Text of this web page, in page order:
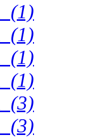
(1)
(1)
(1)
(1)
(3)
(3)